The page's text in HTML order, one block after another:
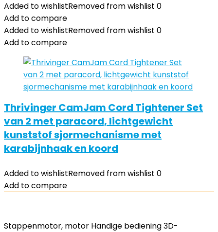
Added to wishlistRemoved from wishlist 0
Add to compare
Added to wishlistRemoved from wishlist 0
Add to compare
Thrivinger CamJam Cord Tightener Set
van 2 met paracord, lichtgewicht
kunststof sjormechanisme met
karabijnhaak en koord
Added to wishlistRemoved from wishlist 0
Add to compare
Stappenmotor, motor Handige bediening 3D-